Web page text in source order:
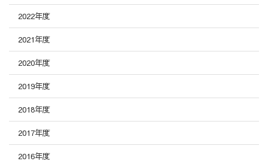
2022年度
2021年度
2020年度
2019年度
2018年度
2017年度
2016年度